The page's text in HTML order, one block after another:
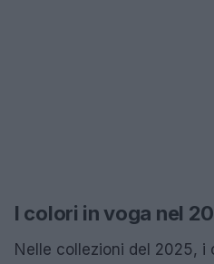
I colori in voga nel
Nelle collezioni del 2025, i